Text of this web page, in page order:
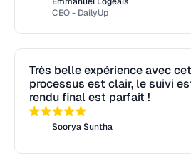
Print
3D
Webdesign
UX/UI
Motion Design
Wireframe UX
Direction artistique
CEO - DailyUp
Très belle expérience avec
processus est clair, le suivi
rendu final est parfait !
Soorya Suntha